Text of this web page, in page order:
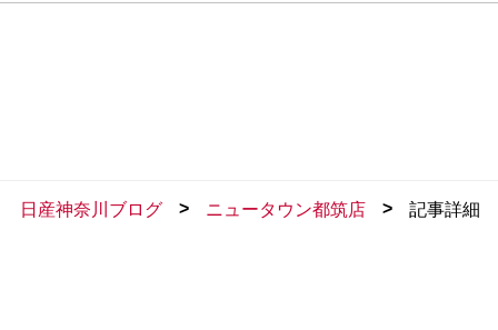
日産神奈川ブログ > ニュータウン都筑店 > 記事詳細